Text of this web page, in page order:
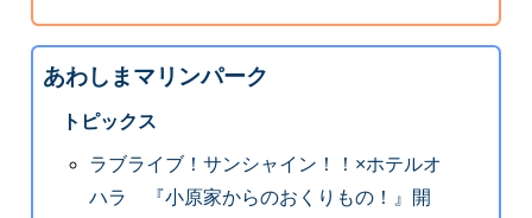
あわしまマリンパーク
トピックス
ラブライブ！サンシャイン！！×ホテルオ
ハラ 『小原家からのおくりもの！』開